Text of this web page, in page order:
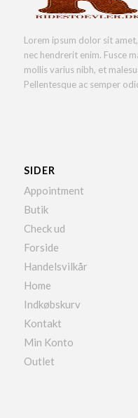
Lorem ipsum dolor sit
nec hendrerit enim. Fusce
mollis varius nibh, et
Pellentesque ac semper
SIDER
Appointment
Butik
Check ud
Forside
Handelsvilkår
Home
Indkøbskurv
Kontakt
Min Konto
Outlet